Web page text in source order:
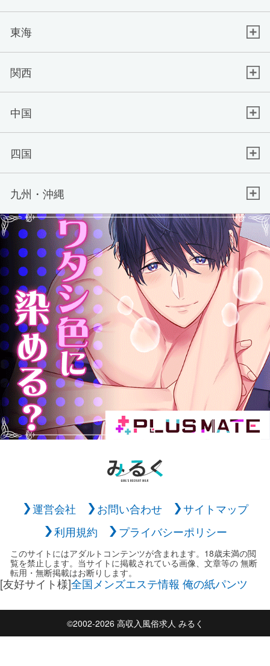
東海
関西
中国
四国
九州・沖縄
運営会社 お問い合わせ
サイトマップ
利用規約
プライバシーポリシー
このサイトにはアダルトコンテンツが含まれます。18歳未満の閲
覧を禁止します。当サイトに掲載されている画像、文章等の 無断
転用・無断掲載はお断りします。
[友好サイト様]全国メンズエステ情報 俺の紙パンツ
©2002-2026 高収入風俗求人 みるく